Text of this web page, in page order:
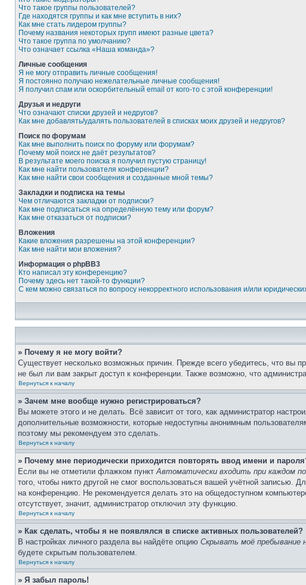
Что такое группы пользователей?
Где находятся группы и как мне вступить в них?
Как мне стать лидером группы?
Почему названия некоторых групп имеют разные цвета?
Что такое группа по умолчанию?
Что означает ссылка «Наша команда»?
Личные сообщения
Я не могу отправить личные сообщения!
Я постоянно получаю нежелательные личные сообщения!
Я получил спам или оскорбительный email от кого-то с этой конференции!
Друзья и недруги
Что означают списки друзей и недругов?
Как мне добавлять/удалять пользователей в списках моих друзей и недругов?
Поиск по форумам
Как мне выполнить поиск по форуму или форумам?
Почему мой поиск не даёт результатов?
В результате моего поиска я получил пустую страницу!
Как мне найти пользователя конференции?
Как мне найти свои сообщения и созданные мной темы?
Закладки и подписка на темы
Чем отличаются закладки от подписки?
Как мне подписаться на определённую тему или форум?
Как мне отказаться от подписки?
Вложения
Какие вложения разрешены на этой конференции?
Как мне найти мои вложения?
Информация о phpBB3
Кто написал эту конференцию?
Почему здесь нет такой-то функции?
С кем можно связаться по вопросу некорректного использования и/или
» Почему я не могу войти?
Существует несколько возможных причин. Прежде всего убедитесь, что вы
не был ли вам закрыт доступ к конференции. Также возможно, что
Вернуться к началу
» Зачем мне вообще нужно регистрироваться?
Вы можете этого и не делать. Всё зависит от того, как администратор
дополнительные возможности, которые недоступны анонимным
поэтому мы рекомендуем это сделать.
Вернуться к началу
» Почему мне периодически приходится повторять ввод имени и
Если вы не отметили флажком пунктАвтоматически входить при каждом
того, чтобы никто другой не смог воспользоваться вашей учётной
на конференцию. Не рекомендуется делать это на общедоступном
отсутствует, значит, администратор отключил эту функцию.
Вернуться к началу
» Как сделать, чтобы я не появлялся в списке активных пользователей?
В настройках личного раздела вы найдёте опцию Скрывать моё пребывание
будете скрытым пользователем.
Вернуться к началу
» Я забыл пароль!